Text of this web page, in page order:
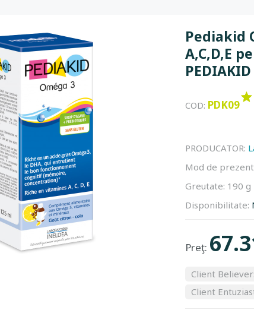
Pediakid
A,C,D,E
PEDIAKID
COD: PDK09
PRODUCATOR:
Mod de
Greutate: 190 g
Disponibilitate:
Preţ:
Client Believer:
Client